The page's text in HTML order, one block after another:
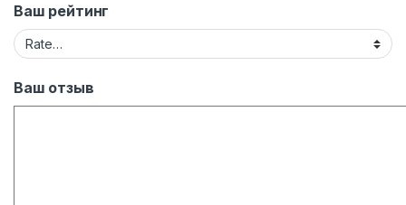
Ваш рейтинг
Ваш отзыв